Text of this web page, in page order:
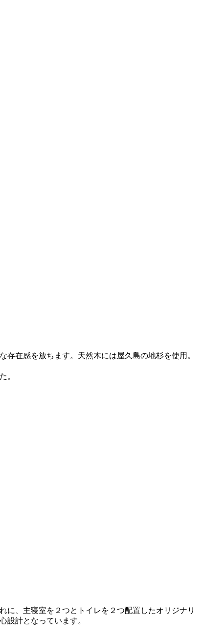
在感を放ちます。天然木には屋久島の地杉を使用。
。
に、主寝室を２つとトイレを２つ配置したオリジナリ
設計となっています。